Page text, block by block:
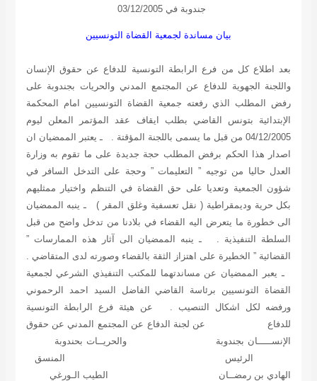
جندوبة في 03/12/2005
بيان مساندة لجمعية القضاة التونسيين
بعد اطلاع كل من فرع الرابطة التونسية للدفاع عن حقوق الإنسان
واللجنة الجهوية للدفاع عن المجتمع المدني والحريات بجندوبة على
رفض المطلب الذي رفعته جمعية القضاة التونسيين امام المحكمة
الإبتدائية بتونس القاضي بطلب ايقاف عقد المؤتمر المعلن ليوم
04/12/2005 من قبل ما يسمى باللجنة المؤقتة . ـ يعتبر الممضيان ان
اصدار هذا الحكم برفض المطلب حجة جديدة على ما تقوم به وزارة
العدل حاليا من توجيه ” التعليمات ” وحجة على التدخل السافر في
شؤون الجمعية وتعديا على حق القضاة في التنظم واختيار ممثليهم
بكل حرية وديمقراطية ( نقل تعسفية وغلق المقر ) ـ ينبه الممضيان
الى خطورة ما يتعرض اليه القضاء في بلادنا من تدخل واضح من قبل
السلطة التنفيذية . ـ ينبه الممضيان الى آثار هذه الممارسات ”
القضائية ” الخطيرة على اهتزاز الثقة بالقضاء وصورته لدى المتقاضي .
ـ يعبر الممضيان عن مساندتهما للمكتب التنفيذي الشرعي لجمعية
القضاة التونسيين برئاسة القاضي الفاضل السيد احمد الرحموني
ورفضه لكل اشكال التنصيب . عن هيئة فرع الرابطة التونسية
للدفاع عن لجنة الدفاع عن المجتمع المدني عن حقوق
الإنســـــان بجندوبة والحريــات بحندوبة
الرئيس المنسق
الهادي بن رمضــان الطيب الـورغي